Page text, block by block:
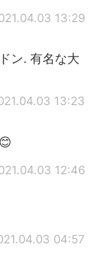
13:29
ン. 有名な大
13:23
12:46
04:57